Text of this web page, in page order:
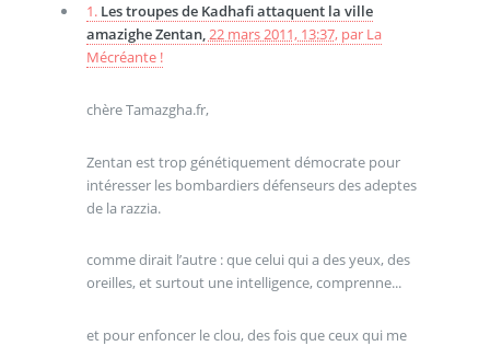
1. Les troupes de Kadhafi attaquent la ville
amazighe Zentan,22 mars 2011, 13:37, par La
Mécréante !
chère Tamazgha.fr,
Zentan est trop génétiquement démocrate pour
intéresser les bombardiers défenseurs des adeptes
de la razzia.
comme dirait l’autre : que celui qui a des yeux, des
oreilles, et surtout une intelligence, comprenne...
et pour enfoncer le clou, des fois que ceux qui me